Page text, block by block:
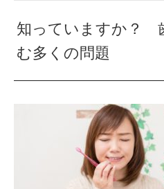
知っていますか？
む多くの問題